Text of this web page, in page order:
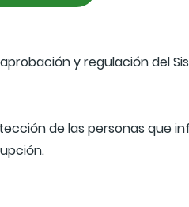
aprobación y regulación del
de las personas que